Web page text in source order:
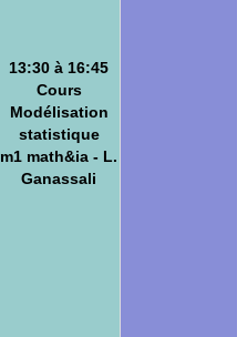
13:30 à 16:45
Cours
Modélisation
statistique
m1 math&ia - L.
Ganassali